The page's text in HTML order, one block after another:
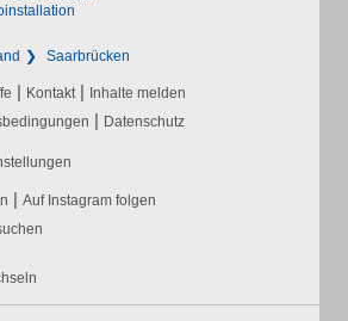
Saarbrücken
| Kontakt | Inhalte melden
| Datenschutz
| Auf Instagram folgen